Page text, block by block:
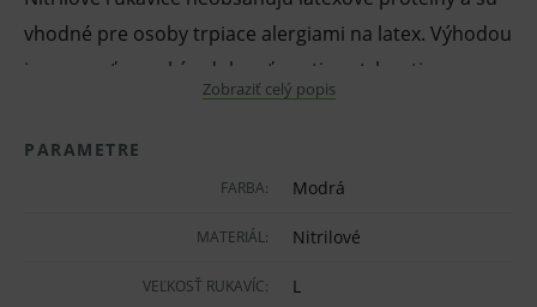
vhodné pre osoby trpiace alergiami na latex. Výhodou
je pevnosť, vysoká odolnosť proti pretrhnutiu,
rukavice sú veľmi tenké, a preto ponúkajú maximálnu
hmatovú citlivosť.
lekárskych odboroch najmä v stomatológii. Môžu byť
používané v zdravotníctve, laboratóriu, pohostinstve,
Zobraziť celý popis
PARAMETRE
FARBA: Modrá
MATERIÁL: Nitrilové
VEĽKOSŤ RUKAVÍC: L